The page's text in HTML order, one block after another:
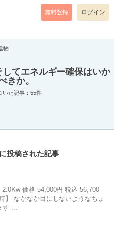
mode=return level=notice
無料登録 ログイン
物...
てエネルギー確保はいか
きか。
いた記事：55件
投稿された記事
価格 54,000円 税込 56,700
】 なかなか目にしないようなちょ
...